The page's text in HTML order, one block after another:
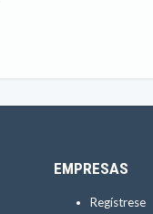
EMPRESAS
Regístrese